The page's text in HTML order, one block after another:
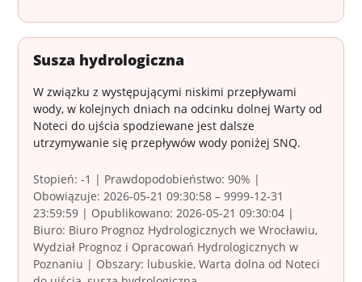
Susza hydrologiczna
W związku z występującymi niskimi przepływami
wody, w kolejnych dniach na odcinku dolnej Warty od
Noteci do ujścia spodziewane jest dalsze
utrzymywanie się przepływów wody poniżej SNQ.
Stopień: -1 | Prawdopodobieństwo: 90% |
Obowiązuje: 2026-05-21 09:30:58 – 9999-12-31
23:59:59 | Opublikowano: 2026-05-21 09:30:04 |
Biuro: Biuro Prognoz Hydrologicznych we Wrocławiu,
Wydział Prognoz i Opracowań Hydrologicznych w
Poznaniu | Obszary: lubuskie, Warta dolna od Noteci